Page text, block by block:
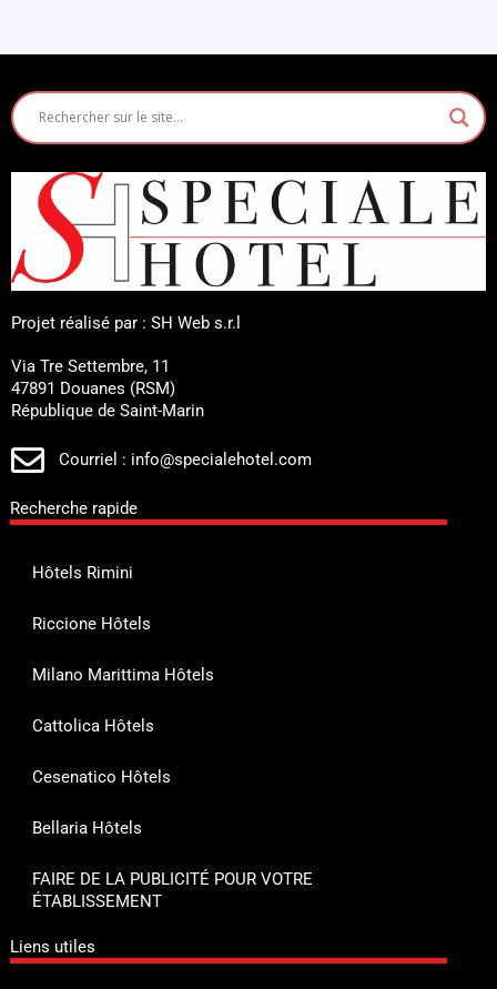
Projet réalisé par : SH Web s.r.l
Via Tre Settembre, 11
47891 Douanes (RSM)
République de Saint-Marin
Courriel : info@specialehotel.com
Recherche rapide
Hôtels Rimini
Riccione Hôtels
Milano Marittima Hôtels
Cattolica Hôtels
Cesenatico Hôtels
Bellaria Hôtels
FAIRE DE LA PUBLICITÉ POUR VOTRE
ÉTABLISSEMENT
Liens utiles